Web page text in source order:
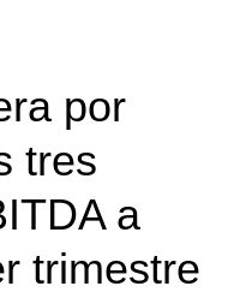
por
tres
a
trimestre